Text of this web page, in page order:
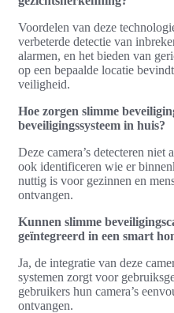
Voordelen van deze
verbeterde detectie van
alarmen, en het bieden van
op een bepaalde locatie
veiligheid.
Hoe zorgen slimme
beveiligingssysteem in huis?
Deze camera’s detecteren
ook identificeren wie er
nuttig is voor gezinnen en
ontvangen.
Kunnen slimme
geïntegreerd in een smart
Ja, de integratie van deze
systemen zorgt voor
gebruikers hun camera’s
ontvangen.